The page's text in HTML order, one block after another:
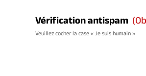
Vérification antispam
Veuillez cocher la case « Je suis humain »